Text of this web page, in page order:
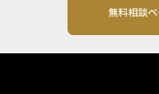
無料相談